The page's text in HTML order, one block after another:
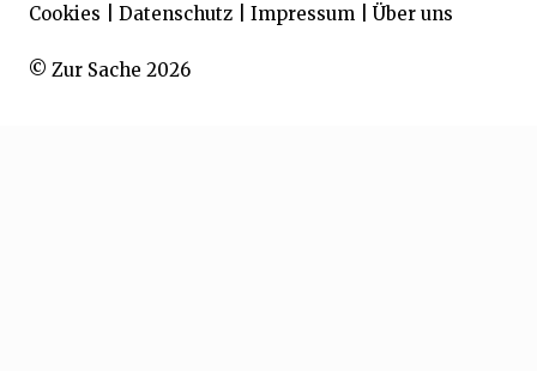
© Zur Sache 2026
Cookies Datenschutz Impressum Über uns